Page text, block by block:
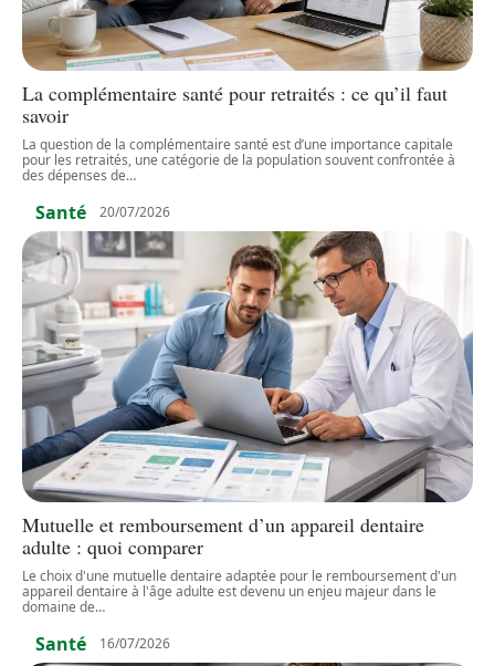
La complémentaire santé pour retraités : ce qu’il faut
savoir
La question de la complémentaire santé est d’une importance capitale
pour les retraités, une catégorie de la population souvent confrontée à
des dépenses de…
Santé 20/07/2026
Mutuelle et remboursement d’un appareil dentaire
adulte : quoi comparer
Le choix d'une mutuelle dentaire adaptée pour le remboursement d'un
appareil dentaire à l'âge adulte est devenu un enjeu majeur dans le
domaine de…
Santé 16/07/2026